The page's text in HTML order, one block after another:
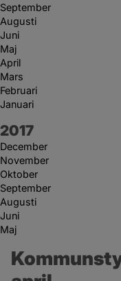
September
Augusti
Juni
Maj
April
Mars
Februari
Januari
År:
2017
December
November
Oktober
September
Augusti
Juni
Maj